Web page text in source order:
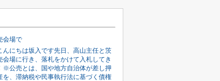
会場で
んにちは坂入です先日、高山主任と茨
会場に行き、落札をかけて入札してき
※公売とは、国や地方自治体が差し押
を、滞納税や民事執行法に基づく債権